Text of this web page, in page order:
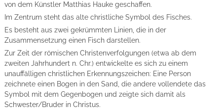
von dem Künstler Matthias Hauke geschaffen.
Im Zentrum steht das alte christliche Symbol des Fisches.
Es besteht aus zwei gekrümmten Linien, die in der
Zusammensetzung einen Fisch darstellen.
Zur Zeit der römischen Christenverfolgungen (etwa ab dem
zweiten Jahrhundert n. Chr.) entwickelte es sich zu einem
unauffälligen christlichen Erkennungszeichen: Eine Person
zeichnete einen Bogen in den Sand, die andere vollendete das
Symbol mit dem Gegenbogen und zeigte sich damit als
Schwester/Bruder in Christus.